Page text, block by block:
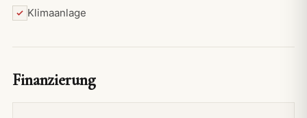
Klimaanlage
Finanzierung